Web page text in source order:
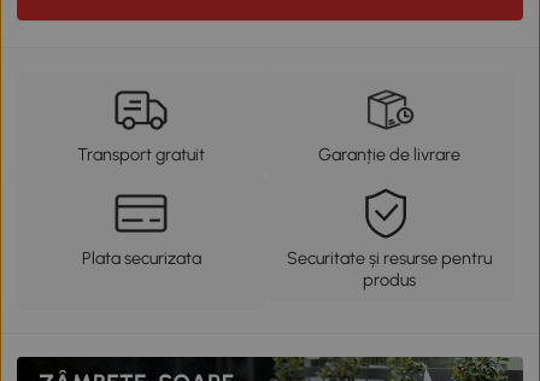
Transport gratuit Garanție de livrare
Plata securizata
Securitate și resurse pentru
produs